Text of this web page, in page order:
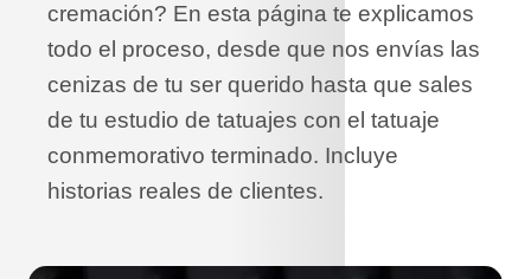
cremación? En esta página te explicamos
todo el proceso, desde que nos envías las
cenizas de tu ser querido hasta que sales
de tu estudio de tatuajes con el tatuaje
conmemorativo terminado. Incluye
historias reales de clientes.